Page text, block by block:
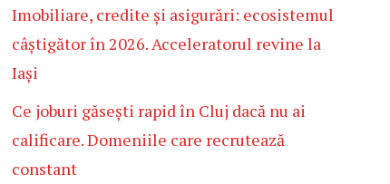
Imobiliare, credite și asigurări: ecosistemul
câștigător în 2026. Acceleratorul revine la
Iași
Ce joburi găsești rapid în Cluj dacă nu ai
calificare. Domeniile care recrutează
constant